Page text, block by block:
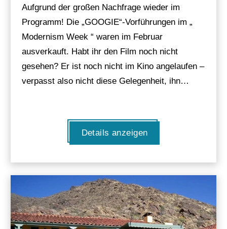
Aufgrund der großen Nachfrage wieder im
Programm! Die „GOOGIE“-Vorführungen im „
Modernism Week “ waren im Februar
ausverkauft. Habt ihr den Film noch nicht
gesehen? Er ist noch nicht im Kino angelaufen –
verpasst also nicht diese Gelegenheit, ihn…
Details anzeigen